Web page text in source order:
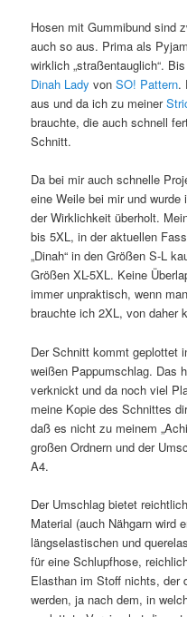
Hosen mit Gummibund sind
auch so aus. Prima als
wirklich „straßentauglich“.
Dinah Lady vonSO! Pattern.
aus und da ich zu meiner
brauchte, die auch schnell
Schnitt.
Da bei mir auch schnelle
eine Weile bei mir und
der Wirklichkeit überholt.
bis 5XL, in der aktuellen
„Dinah“ in den Größen S-L
Größen XL-5XL. Keine
immer unpraktisch, wenn
brauchte ich 2XL, von daher
Der Schnitt kommt geplottet
weißen Pappumschlag. Das
verknickt und da noch viel
meine Kopie des Schnittes
daß es nicht zu meinem
großen Ordnern und der
A4.
Der Umschlag bietet
Material (auch Nähgarn wird
längselastischen und
für eine Schlupfhose,
Elasthan im Stoff nichts, der
werden, ja nach dem, in